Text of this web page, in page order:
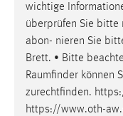
wichtige
überprüfen Sie bitte
abon- nieren Sie
Brett. • Bitte
Raumfinder können
zurechtfinden.
https://www.oth-